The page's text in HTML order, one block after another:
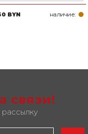
BYN наличие:
связи!